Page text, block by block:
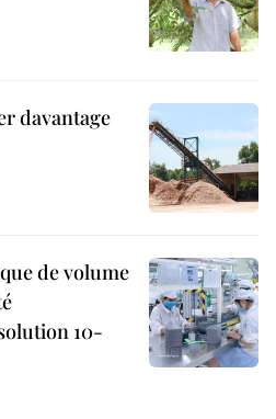
davantage
de volume
10-